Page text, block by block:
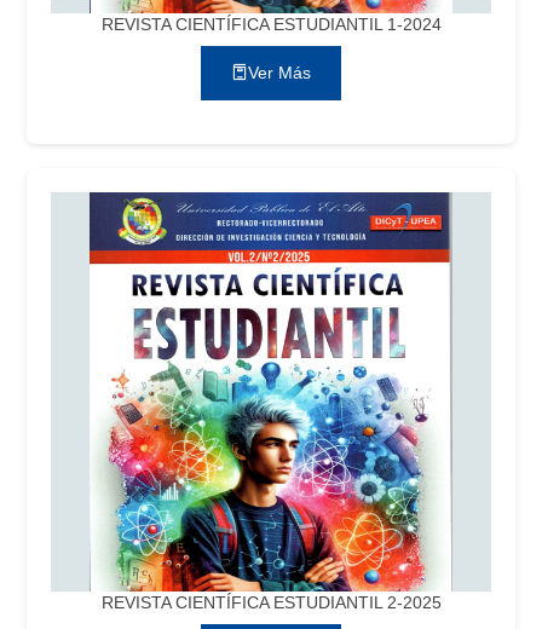
REVISTA CIENTÍFICA ESTUDIANTIL 1-2024
Ver Más
REVISTA CIENTÍFICA ESTUDIANTIL 2-2025